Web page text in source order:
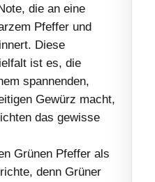
die an eine
Pfeffer und
Diese
ist es, die
spannenden,
Gewürz macht,
das gewisse
Grünen Pfeffer als
denn Grüner